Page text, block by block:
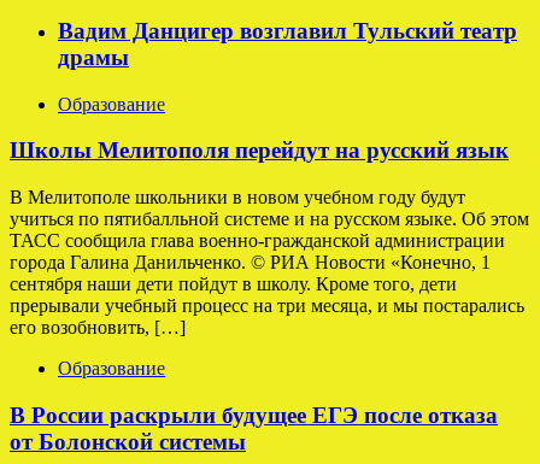
Вадим Данцигер возглавил Тульский театр
драмы
Образование
Школы Мелитополя перейдут на русский язык
В Мелитополе школьники в новом учебном году будут
учиться по пятибалльной системе и на русском языке. Об этом
ТАСС сообщила глава военно-гражданской администрации
города Галина Данильченко. © РИА Новости «Конечно, 1
сентября наши дети пойдут в школу. Кроме того, дети
прерывали учебный процесс на три месяца, и мы постарались
его возобновить, […]
Образование
В России раскрыли будущее ЕГЭ после отказа
от Болонской системы